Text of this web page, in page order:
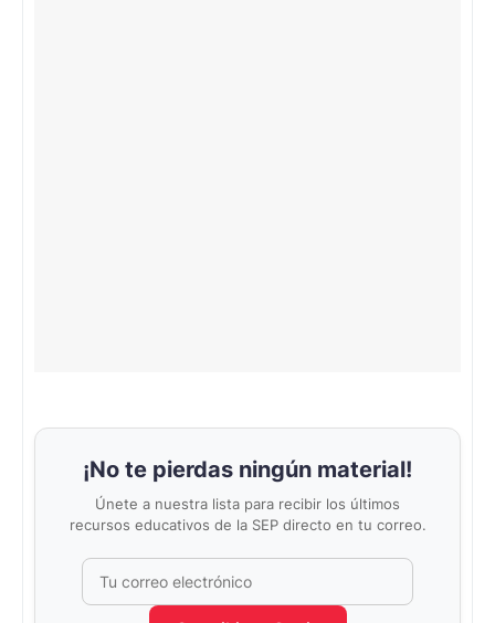
¡No te pierdas ningún material!
Únete a nuestra lista para recibir los últimos
recursos educativos de la SEP directo en tu correo.
No completar este campo